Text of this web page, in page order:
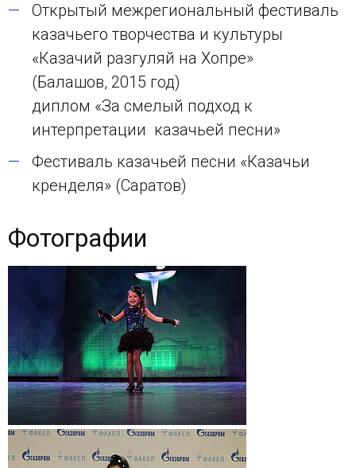
Открытый межрегиональный фестиваль
казачьего творчества и культуры
«Казачий разгуляй на Хопре»
(Балашов, 2015 год)
диплом «За смелый подход к
интерпретации казачьей песни»
Фестиваль казачьей песни «Казачьи
кренделя» (Саратов)
Фотографии